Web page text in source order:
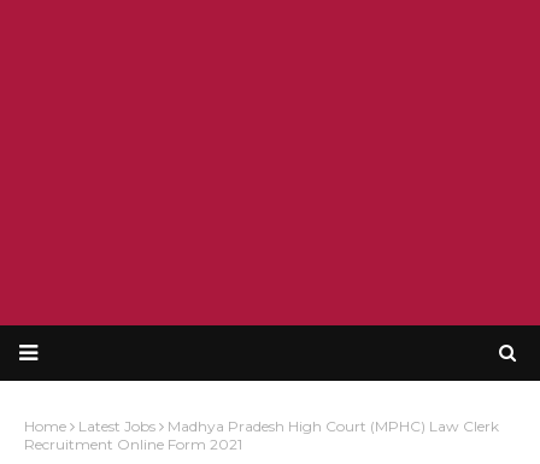
Home Latest Jobs
Madhya Pradesh High Court (MPHC) Law Clerk
Recruitment Online Form 2021